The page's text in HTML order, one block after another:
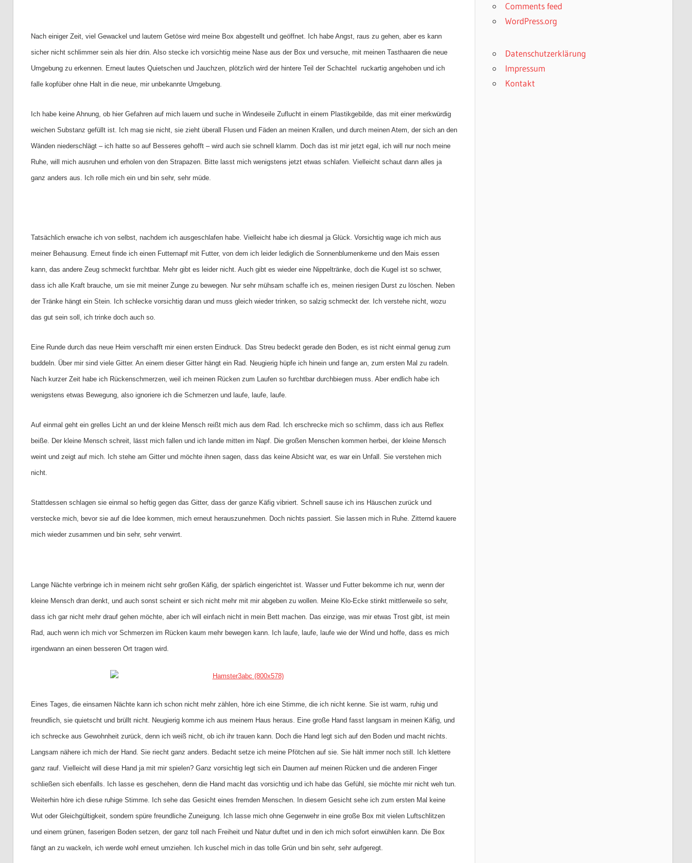
Nach einiger Zeit, viel Gewackel und lautem Getöse wird meine Box abgestellt und geöffnet. Ich habe Angst, raus zu gehen, aber es kann
sicher nicht schlimmer sein als hier drin. Also stecke ich vorsichtig meine Nase aus der Box und versuche, mit meinen Tasthaaren die neue
Umgebung zu erkennen. Erneut lautes Quietschen und Jauchzen, plötzlich wird der hintere Teil der Schachtel ruckartig angehoben und ich
falle kopfüber ohne Halt in die neue, mir unbekannte Umgebung.
Ich habe keine Ahnung, ob hier Gefahren auf mich lauern und suche in Windeseile Zuflucht in einem Plastikgebilde, das mit einer merkwürdig
weichen Substanz gefüllt ist. Ich mag sie nicht, sie zieht überall Flusen und Fäden an meinen Krallen, und durch meinen Atem, der sich an den
Wänden niederschlägt – ich hatte so auf Besseres gehofft – wird auch sie schnell klamm. Doch das ist mir jetzt egal, ich will nur noch meine
Ruhe, will mich ausruhen und erholen von den Strapazen. Bitte lasst mich wenigstens jetzt etwas schlafen. Vielleicht schaut dann alles ja
ganz anders aus. Ich rolle mich ein und bin sehr, sehr müde.
Tatsächlich erwache ich von selbst, nachdem ich ausgeschlafen habe. Vielleicht habe ich diesmal ja Glück. Vorsichtig wage ich mich aus
meiner Behausung. Erneut finde ich einen Futternapf mit Futter, von dem ich leider lediglich die Sonnenblumenkerne und den Mais essen
kann, das andere Zeug schmeckt furchtbar. Mehr gibt es leider nicht. Auch gibt es wieder eine Nippeltränke, doch die Kugel ist so schwer,
dass ich alle Kraft brauche, um sie mit meiner Zunge zu bewegen. Nur sehr mühsam schaffe ich es, meinen riesigen Durst zu löschen. Neben
der Tränke hängt ein Stein. Ich schlecke vorsichtig daran und muss gleich wieder trinken, so salzig schmeckt der. Ich verstehe nicht, wozu
das gut sein soll, ich trinke doch auch so.
Eine Runde durch das neue Heim verschafft mir einen ersten Eindruck. Das Streu bedeckt gerade den Boden, es ist nicht einmal genug zum
buddeln. Über mir sind viele Gitter. An einem dieser Gitter hängt ein Rad. Neugierig hüpfe ich hinein und fange an, zum ersten Mal zu radeln.
Nach kurzer Zeit habe ich Rückenschmerzen, weil ich meinen Rücken zum Laufen so furchtbar durchbiegen muss. Aber endlich habe ich
wenigstens etwas Bewegung, also ignoriere ich die Schmerzen und laufe, laufe, laufe.
Auf einmal geht ein grelles Licht an und der kleine Mensch reißt mich aus dem Rad. Ich erschrecke mich so schlimm, dass ich aus Reflex
beiße. Der kleine Mensch schreit, lässt mich fallen und ich lande mitten im Napf. Die großen Menschen kommen herbei, der kleine Mensch
weint und zeigt auf mich. Ich stehe am Gitter und möchte ihnen sagen, dass das keine Absicht war, es war ein Unfall. Sie verstehen mich
nicht.
Stattdessen schlagen sie einmal so heftig gegen das Gitter, dass der ganze Käfig vibriert. Schnell sause ich ins Häuschen zurück und
verstecke mich, bevor sie auf die Idee kommen, mich erneut herauszunehmen. Doch nichts passiert. Sie lassen mich in Ruhe. Zitternd kauere
mich wieder zusammen und bin sehr, sehr verwirrt.
Lange Nächte verbringe ich in meinem nicht sehr großen Käfig, der spärlich eingerichtet ist. Wasser und Futter bekomme ich nur, wenn der
kleine Mensch dran denkt, und auch sonst scheint er sich nicht mehr mit mir abgeben zu wollen. Meine Klo-Ecke stinkt mittlerweile so sehr,
dass ich gar nicht mehr drauf gehen möchte, aber ich will einfach nicht in mein Bett machen. Das einzige, was mir etwas Trost gibt, ist mein
Rad, auch wenn ich mich vor Schmerzen im Rücken kaum mehr bewegen kann. Ich laufe, laufe, laufe wie der Wind und hoffe, dass es mich
irgendwann an einen besseren Ort tragen wird.
Eines Tages, die einsamen Nächte kann ich schon nicht mehr zählen, höre ich eine Stimme, die ich nicht kenne. Sie ist warm, ruhig und
freundlich, sie quietscht und brüllt nicht. Neugierig komme ich aus meinem Haus heraus. Eine große Hand fasst langsam in meinen Käfig, und
ich schrecke aus Gewohnheit zurück, denn ich weiß nicht, ob ich ihr trauen kann. Doch die Hand legt sich auf den Boden und macht nichts.
Langsam nähere ich mich der Hand. Sie riecht ganz anders. Bedacht setze ich meine Pfötchen auf sie. Sie hält immer noch still. Ich klettere
ganz rauf. Vielleicht will diese Hand ja mit mir spielen? Ganz vorsichtig legt sich ein Daumen auf meinen Rücken und die anderen Finger
schließen sich ebenfalls. Ich lasse es geschehen, denn die Hand macht das vorsichtig und ich habe das Gefühl, sie möchte mir nicht weh tun.
Weiterhin höre ich diese ruhige Stimme. Ich sehe das Gesicht eines fremden Menschen. In diesem Gesicht sehe ich zum ersten Mal keine
Wut oder Gleichgültigkeit, sondern spüre freundliche Zuneigung. Ich lasse mich ohne Gegenwehr in eine große Box mit vielen Luftschlitzen
und einem grünen, faserigen Boden setzen, der ganz toll nach Freiheit und Natur duftet und in den ich mich sofort einwühlen kann. Die Box
fängt an zu wackeln, ich werde wohl erneut umziehen. Ich kuschel mich in das tolle Grün und bin sehr, sehr aufgeregt.
Comments feed
WordPress.org
Datenschutzerklärung
Impressum
Kontakt